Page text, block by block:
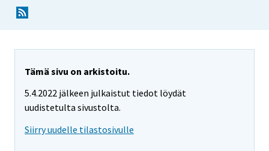
Tämä sivu on arkistoitu.
5.4.2022 jälkeen julkaistut tiedot löydät
uudistetulta sivustolta.
Siirry uudelle tilastosivulle